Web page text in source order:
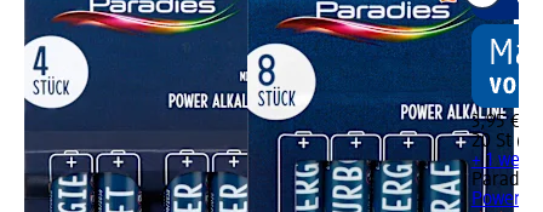
3,95 €
20 St
+ 1
Paradies
Power